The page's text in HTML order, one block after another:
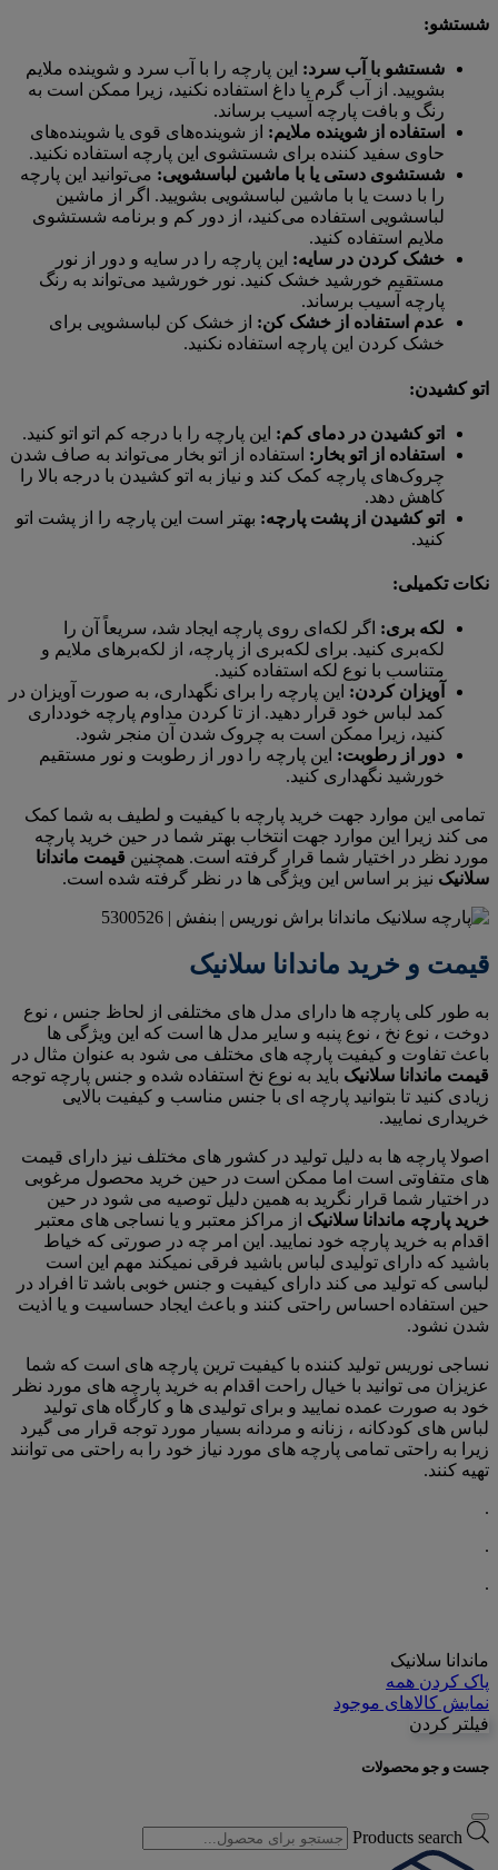
شستشو:
شستشو با آب سرد: این پارچه را با آب سرد و شوینده ملایم
بشویید. از آب گرم یا داغ استفاده نکنید، زیرا ممکن است به
رنگ و بافت پارچه آسیب برساند.
استفاده از شوینده ملایم: از شوینده‌های قوی یا شوینده‌های
حاوی سفید کننده برای شستشوی این پارچه استفاده نکنید.
شستشوی دستی یا با ماشین لباسشویی: می‌توانید این پارچه
را با دست یا با ماشین لباسشویی بشویید. اگر از ماشین
لباسشویی استفاده می‌کنید، از دور کم و برنامه شستشوی
ملایم استفاده کنید.
خشک کردن در سایه: این پارچه را در سایه و دور از نور
مستقیم خورشید خشک کنید. نور خورشید می‌تواند به رنگ
پارچه آسیب برساند.
عدم استفاده از خشک کن: از خشک کن لباسشویی برای
خشک کردن این پارچه استفاده نکنید.
اتو کشیدن:
اتو کشیدن در دمای کم: این پارچه را با درجه کم اتو اتو کنید.
استفاده از اتو بخار: استفاده از اتو بخار می‌تواند به صاف شدن
چروک‌های پارچه کمک کند و نیاز به اتو کشیدن با درجه بالا را
کاهش دهد.
اتو کشیدن از پشت پارچه: بهتر است این پارچه را از پشت اتو
کنید.
نکات تکمیلی:
لکه بری: اگر لکه‌ای روی پارچه ایجاد شد، سریعاً آن را
لکه‌بری کنید. برای لکه‌بری از پارچه، از لکه‌برهای ملایم و
متناسب با نوع لکه استفاده کنید.
آویزان کردن: این پارچه را برای نگهداری، به صورت آویزان در
کمد لباس خود قرار دهید. از تا کردن مداوم پارچه خودداری
کنید، زیرا ممکن است به چروک شدن آن منجر شود.
دور از رطوبت: این پارچه را دور از رطوبت و نور مستقیم
خورشید نگهداری کنید.
تمامی این موارد جهت خرید پارچه با کیفیت و لطیف به شما کمک
می کند زیرا این موارد جهت انتخاب بهتر شما در حین خرید پارچه
مورد نظر در اختیار شما قرار گرفته است. همچنین قیمت ماندانا
سلانیک نیز بر اساس این ویژگی ها در نظر گرفته شده است.
قیمت و خرید ماندانا سلانیک
به طور کلی پارچه ها دارای مدل های مختلفی از لحاظ جنس ، نوع
دوخت ، نوع نخ ، نوع پنبه و سایر مدل ها است که این ویژگی ها
باعث تفاوت و کیفیت پارچه های مختلف می شود به عنوان مثال در
قیمت ماندانا سلانیک باید به نوع نخ استفاده شده و جنس پارچه توجه
زیادی کنید تا بتوانید پارچه ای با جنس مناسب و کیفیت بالایی
خریداری نمایید.
اصولا پارچه ها به دلیل تولید در کشور های مختلف نیز دارای قیمت
های متفاوتی است اما ممکن است در حین خرید محصول مرغوبی
در اختیار شما قرار نگرید به همین دلیل توصیه می شود در حین
خرید پارچه ماندانا سلانیک از مراکز معتبر و یا نساجی های معتبر
اقدام به خرید پارچه خود نمایید. این امر چه در صورتی که خیاط
باشید که دارای تولیدی لباس باشید فرقی نمیکند مهم این است
لباسی که تولید می کند دارای کیفیت و جنس خوبی باشد تا افراد در
حین استفاده احساس راحتی کنند و باعث ایجاد حساسیت و یا اذیت
شدن نشود.
نساجی نوریس تولید کننده با کیفیت ترین پارچه های است که شما
عزیزان می توانید با خیال راحت اقدام به خرید پارچه های مورد نظر
خود به صورت عمده نمایید و برای تولیدی ها و کارگاه های تولید
لباس های کودکانه ، زنانه و مردانه بسیار مورد توجه قرار می گیرد
زیرا به راحتی تمامی پارچه های مورد نیاز خود را به راحتی می توانند
تهیه کنند.
.
.
.
ماندانا سلانیک
پاک کردن همه
نمایش کالاهای موجود
فیلتر کردن
جست و جو محصولات
Products search